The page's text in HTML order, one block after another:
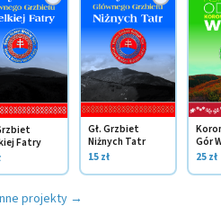
Fatry
Gł. Grzbiet
Niżnych Tatr
15 zł
Gór
25 zł
projekty →